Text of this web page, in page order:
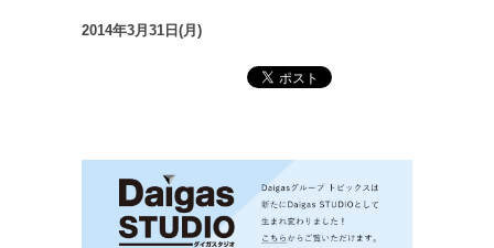
2014年3月31日(月)